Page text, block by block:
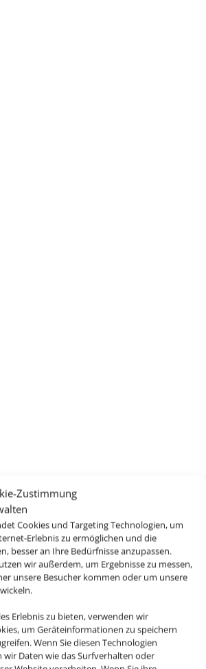
Zustimmung
Cookies und Targeting Technologien, um
Erlebnis zu ermöglichen und die
besser an Ihre Bedürfnisse anzupassen.
wir außerdem, um Ergebnisse zu messen,
unsere Besucher kommen oder um unsere
Erlebnis zu bieten, verwenden wir
um Geräteinformationen zu speichern
Wenn Sie diesen Technologien
Daten wie das Surfverhalten oder